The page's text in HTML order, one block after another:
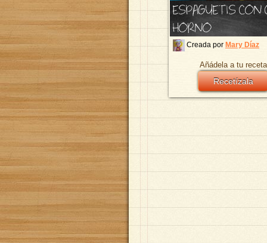
ESPAGUETIS CON
HORNO
Creada por Mary Díaz
Añádela a tu
Recetízala